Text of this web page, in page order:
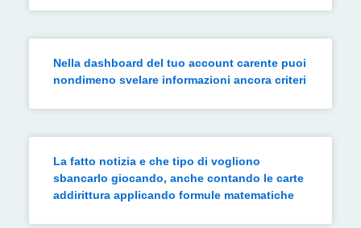
Nella dashboard del tuo account carente puoi
nondimeno svelare informazioni ancora criteri
La fatto notizia e che tipo di vogliono
sbancarlo giocando, anche contando le carte
addirittura applicando formule matematiche